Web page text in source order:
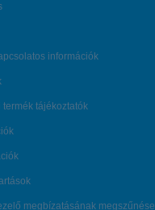
információk
termék tájékoztatók
megbízatásának megszűnése